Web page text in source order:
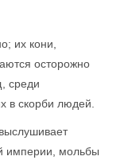
их кони,
осторожно
среди
скорби людей.
империи, мольбы